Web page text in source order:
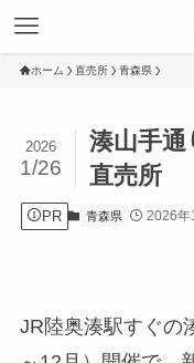
ホーム 直売所 青森県
湊山手通
直売所
2026
1/26
PR 青森県 2026年
JR陸奥湊駅すぐの